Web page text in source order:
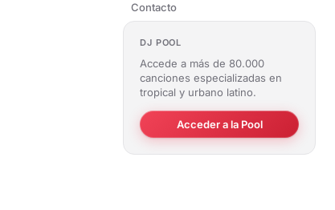
Contacto
DJ POOL
Accede a más de 80.000
canciones especializadas en
tropical y urbano latino.
Acceder a la Pool